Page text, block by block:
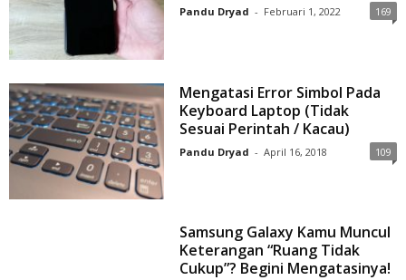
Pandu Dryad - Februari 1, 2022 169
Mengatasi Error Simbol Pada
Keyboard Laptop (Tidak
Sesuai Perintah / Kacau)
Pandu Dryad - April 16, 2018 109
Samsung Galaxy Kamu Muncul
Keterangan “Ruang Tidak
Cukup”? Begini Mengatasinya!